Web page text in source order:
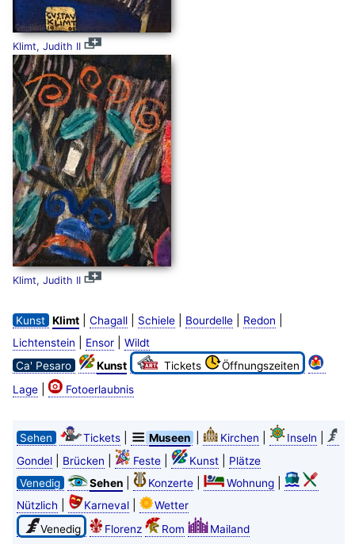
Klimt, Judith II
Klimt, Judith II
Kunst Klimt| Chagall| Schiele| Bourdelle| Redon
Lichtenstein Ensor| Wildt
Ca' Pesaro
Kunst Tickets
Öffnungszeiten
Lage| Fotoerlaubnis
Sehen Tickets| Museen Kirchen Inseln
Gondel| Brücken Feste| Kunst|
Plätze
Venedig
Sehen| Konzerte| Wohnung|
Nützlich Karneval|
Wetter
Venedig
Florenz Rom Mailand